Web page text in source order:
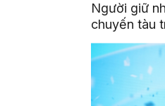
Người giữ
chuyến tàu